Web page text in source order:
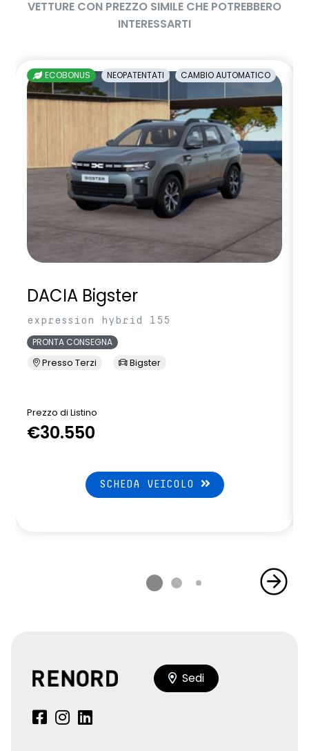
VETTURE CON PREZZO SIMILE CHE POTREBBERO
INTERESSARTI
ECOBONUS NEOPATENTATI CAMBIO AUTOMATICO
DACIA Bigster
expression hybrid 155
PRONTA CONSEGNA
Presso Terzi Bigster
Prezzo di Listino
€30.550
SCHEDA VEICOLO
Sedi